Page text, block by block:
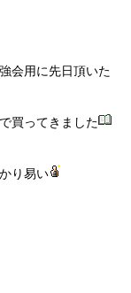
会用に先日頂いた
買ってきました
り易い